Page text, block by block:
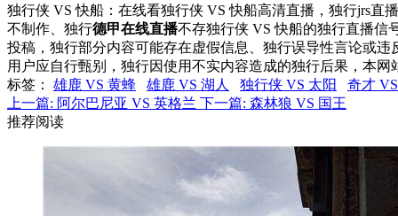
独行侠 VS 快船：在线看独行侠 VS 快船高清直播，独行jrs直
不制作、独行德甲在线直播不存独行侠 VS 快船的独行直播信
投稿，独行部分内容可能存在虚假信息、独行误导性言论或
用户应自行甄别，独行因使用不实内容造成的独行后果，本网
标签 ： 雄鹿 VS 黄蜂 雄鹿 VS 湖人 独行侠 VS 太阳
奇才
上一篇: 阿尔巴尼亚 VS 英格兰 下一篇: 森林狼 VS 国王
推荐阅读